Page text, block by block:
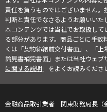
責任を負うものではございません
判断と責任でなさるようお願いいた
本コンテンツでは当社でお取扱し
る部分があります。商品ごとに手
くは「契約締結前交付書面」、「
論見書補完書面」または当社ウェブ
に関する説明」をよくお読みくださ
金融商品取引業者 関東財務局長（